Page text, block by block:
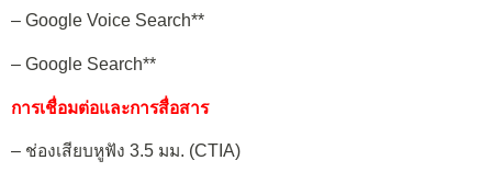
– Google Voice Search**
– Google Search**
การเชื่อมต่อและการสื่อสาร
– ช่องเสียบหูฟัง 3.5 มม. (CTIA)